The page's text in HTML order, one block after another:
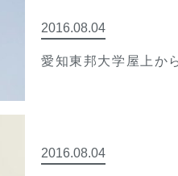
2016.08.04
愛知東邦大学屋上か
2016.08.04